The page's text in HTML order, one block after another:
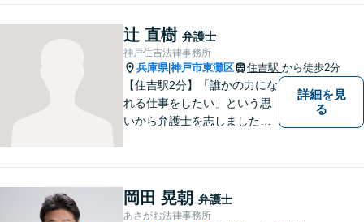
面談無料】
辻 直樹 弁護士
神戸住吉法律事務所
兵庫県|神戸市東灘区 住吉駅 から徒歩2分
【住吉駅2分】「誰かの力にな
れる仕事をしたい」という思
いから弁護士を志しました。
うぞ一人で抱え込まず、お気
軽にご相談ください。
詳細を見
る
岡田 晃朝 弁護士
あさがお法律事務所